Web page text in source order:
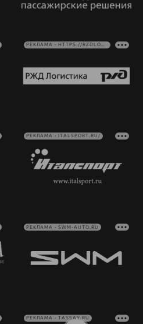
РЕКЛАМА • HTTPS://RZDLOG.RU/
РЕКЛАМА • ITALSPORT.RU/
РЕКЛАМА • SWM-AUTO.RU
РЕКЛАМА • TASSAY.RU